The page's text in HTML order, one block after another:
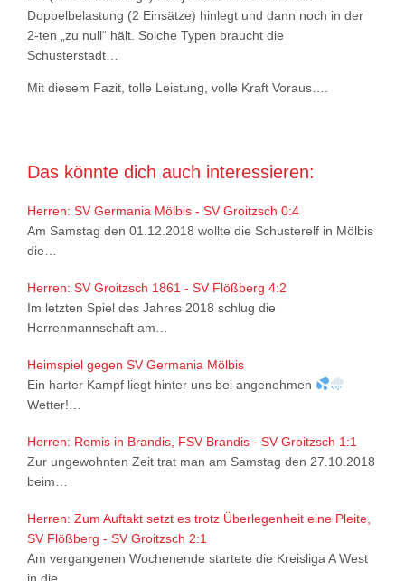
Doppelbelastung (2 Einsätze) hinlegt und dann noch in der
2-ten „zu null“ hält. Solche Typen braucht die
Schusterstadt…
Mit diesem Fazit, tolle Leistung, volle Kraft Voraus….
Das könnte dich auch interessieren:
Herren: SV Germania Mölbis - SV Groitzsch 0:4
Am Samstag den 01.12.2018 wollte die Schusterelf in Mölbis
die…
Herren: SV Groitzsch 1861 - SV Flößberg 4:2
Im letzten Spiel des Jahres 2018 schlug die
Herrenmannschaft am…
Heimspiel gegen SV Germania Mölbis
Ein harter Kampf liegt hinter uns bei angenehmen
Wetter!…
Herren: Remis in Brandis, FSV Brandis - SV Groitzsch 1:1
Zur ungewohnten Zeit trat man am Samstag den 27.10.2018
beim…
Herren: Zum Auftakt setzt es trotz Überlegenheit eine Pleite,
SV Flößberg - SV Groitzsch 2:1
Am vergangenen Wochenende startete die Kreisliga A West